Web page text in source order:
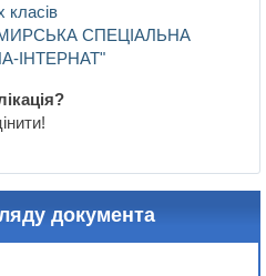
класів
СПЕЦІАЛЬНА
ІНТЕРНАТ"
документа